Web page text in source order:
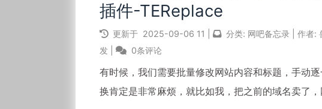
插件-TEReplace
更新于 2025-09-06 11 分类: 网吧备忘录 作者:
发
0条评论
有时候，我们需要批量修改网站内容和标题，手动逐
换肯定是非常麻烦，就比如我，把之前的域名卖了，